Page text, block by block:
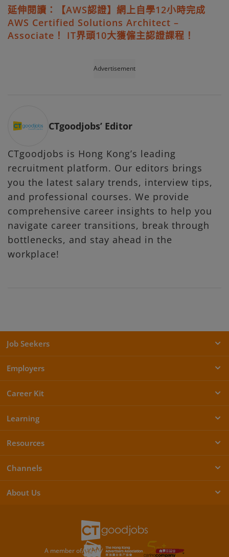
延伸閱讀：【AWS認證】網上自學12小時完成
AWS Certified Solutions Architect –
Associate！ IT界頭10大獲僱主認證課程！
Advertisement
CTgoodjobs’ Editor
CTgoodjobs is Hong Kong’s leading
recruitment platform. Our editors brings
you the latest salary trends, interview tips,
and professional courses. We provide
comprehensive career insights to help you
navigate career transitions, break through
bottlenecks, and stay ahead in the
workplace!
Job Seekers
Employers
Career Kit
Learning
Resources
Channels
About Us
A member of